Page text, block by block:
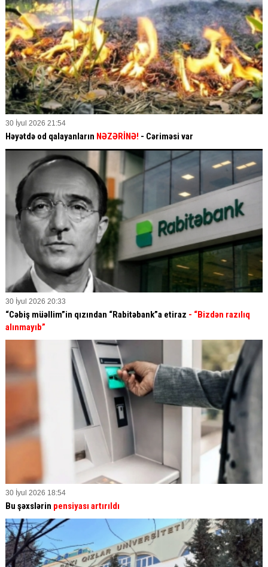
30 İyul 2026 21:54
Həyətdə od qalayanların NƏZƏRİNƏ! - Cəriməsi var
30 İyul 2026 20:33
“Cəbiş müəllim”in qızından “Rabitəbank”a etiraz - “Bizdən razılıq
alınmayıb”
30 İyul 2026 18:54
Bu şəxslərin pensiyası artırıldı